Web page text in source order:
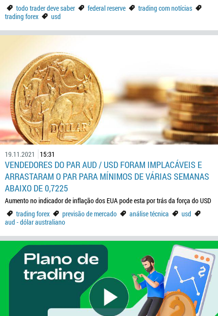
todo trader deve saber
federal reserve
trading com notícias
trading forex
usd
19.11.2021 15:31
VENDEDORES DO PAR AUD / USD FORAM IMPLACÁVEIS E
ARRASTARAM O PAR PARA MÍNIMOS DE VÁRIAS SEMANAS
ABAIXO DE 0,7225
Aumento no indicador de inflação dos EUA pode esta por trás da força do USD
trading forex
previsão de mercado análise técnica
usd
aud - dólar australiano